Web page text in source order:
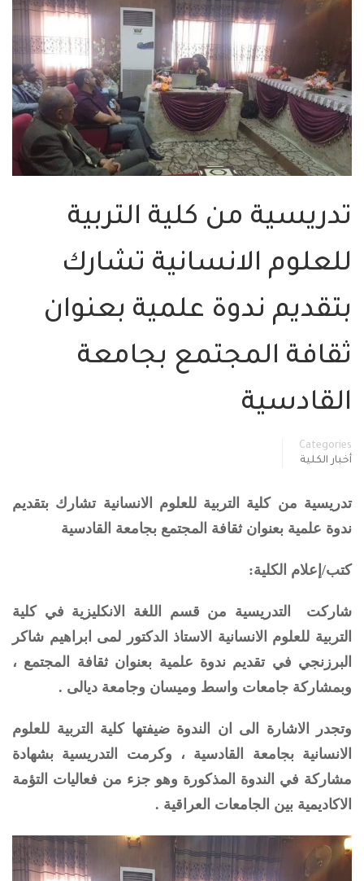
تدريسية من كلية التربية
للعلوم الانسانية تشارك
بتقديم ندوة علمية بعنوان
ثقافة المجتمع بجامعة
القادسية
Categories
أخبار الكلية
تدريسية من كلية التربية للعلوم الانسانية تشارك بتقديم
ندوة علمية بعنوان ثقافة المجتمع بجامعة القادسية
كتب/إعلام الكلية:
شاركت التدريسية من قسم اللغة الانكليزية في كلية
التربية للعلوم الانسانية الاستاذ الدكتور لمى ابراهيم شاكر
البرزنجي في تقديم ندوة علمية بعنوان ثقافة المجتمع ،
وبمشاركة جامعات واسط وميسان وجامعة ديالى .
وتجدر الاشارة الى ان الندوة ضيفتها كلية التربية للعلوم
الانسانية بجامعة القادسية ، وكرمت التدريسية بشهادة
مشاركة في الندوة المذكورة وهو جزء من فعاليات التؤمة
الاكاديمية بين الجامعات العراقية .